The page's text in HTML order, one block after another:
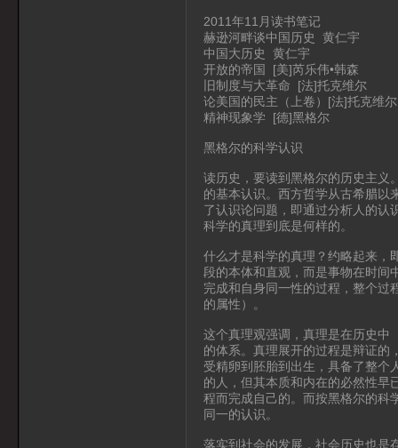
2011年11月读书笔记
赫逊河畔谈中国历史 黄仁宇
中国大历史 黄仁宇
开放的帝国 [美]芮乐伟•韩森
旧制度与大革命 [法]托克维尔
论美国的民主（上卷）[法]托克维尔
精神现象学 [德]黑格尔
黑格尔的科学认识
读历史，要读到黑格尔的历史主义
的基本认识。西方哲学从古希腊以
了认识论问题，即通过分析人的认
科学的真理到底是何样的。
什么才是科学的真理？约略起来，
段的本体和直观，而是事物在时间
完成和自身同一性的过程，整个过
的属性）。
这个真理观强调，真理是在历史中
的体系。真理展开的过程是辩证的
受精卵到胚胎到出生，具备了整个
的人，但其本质和内在的必然性早
程而完成自己的。而按黑格尔的科
同一的认识。
落实到社会的发展，社会历史也是